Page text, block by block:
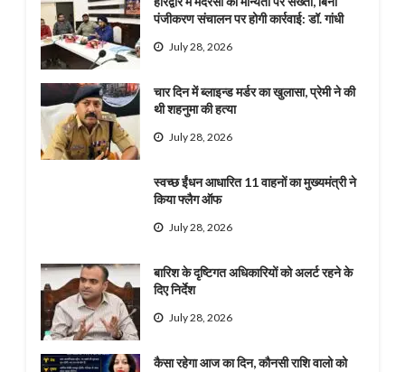
पंजीकरण संचालन पर होगी कार्रवाई: डॉ. गांधी
July 28, 2026
चार दिन में ब्लाइन्ड मर्डर का खुलासा, प्रेमी ने की
थी शहनुमा की हत्या
July 28, 2026
स्वच्छ ईंधन आधारित 11 वाहनों का मुख्यमंत्री ने
किया फ्लैग ऑफ
July 28, 2026
बारिश के दृष्टिगत अधिकारियों को अलर्ट रहने के
दिए निर्देश
July 28, 2026
कैसा रहेगा आज का दिन, कौनसी राशि वालो को